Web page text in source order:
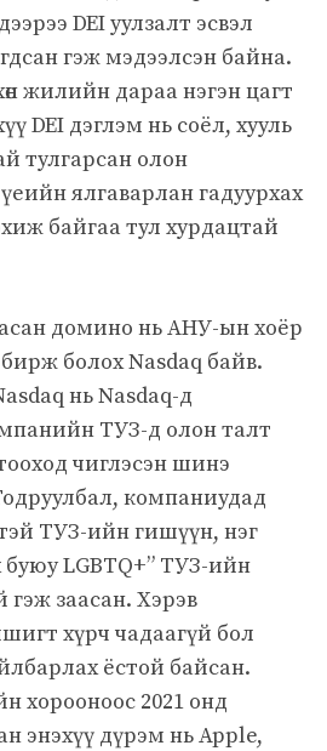
DEI уулзалт эсвэл
гэж мэдээлсэн байна.
жилийн дараа нэгэн цагт
DEI дэглэм нь соёл, хууль
тулгарсан олон
ялгаварлан гадуурхах
байгаа тул хурдацтай
домино нь АНУ-ын хоёр
бирж болох Nasdaq байв.
нь Nasdaq-д
ТУЗ-д олон талт
чиглэсэн шинэ
компаниудад
ТУЗ-ийн гишүүн, нэг
буюу LGBTQ+” ТУЗ-ийн
гэж заасан. Хэрэв
хүрч чадаагүй бол
ёстой байсан.
хорооноос 2021 онд
энэхүү дүрэм нь Apple,